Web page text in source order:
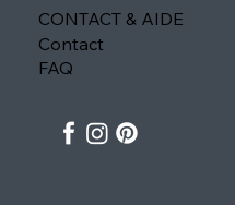
CONTACT & AIDE
Contact
FAQ